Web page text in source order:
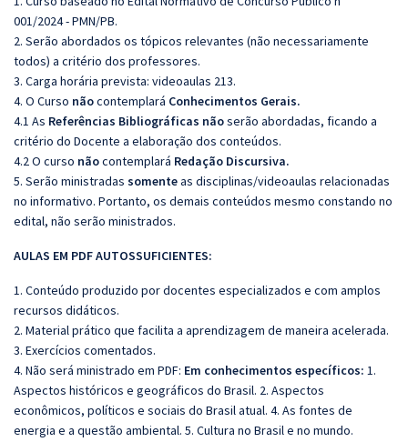
001/2024 - PMN/PB.
2. Serão abordados os tópicos relevantes (não necessariamente
todos) a critério dos professores.
3. Carga horária prevista: videoaulas 213.
4. O Curso nãocontemplará Conhecimentos Gerais.
4.1 As Referências Bibliográficas nãoserão abordadas, ficando a
critério do Docente a elaboração dos conteúdos.
4.2 O curso nãocontemplará Redação Discursiva.
5. Serão ministradas somenteas disciplinas/videoaulas relacionadas
no informativo. Portanto, os demais conteúdos mesmo constando no
edital, não serão ministrados.
AULAS EM PDF AUTOSSUFICIENTES:
1. Conteúdo produzido por docentes especializados e com amplos
recursos didáticos.
2. Material prático que facilita a aprendizagem de maneira acelerada.
3. Exercícios comentados.
4. Não será ministrado em PDF: Em conhecimentos específicos: 1.
Aspectos históricos e geográficos do Brasil. 2. Aspectos
econômicos, políticos e sociais do Brasil atual. 4. As fontes de
energia e a questão ambiental. 5. Cultura no Brasil e no mundo.